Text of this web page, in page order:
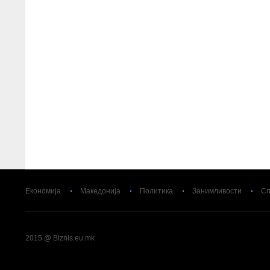
Економија Македонија Политика Занимливости
2015 @ Biznis.eu.mk